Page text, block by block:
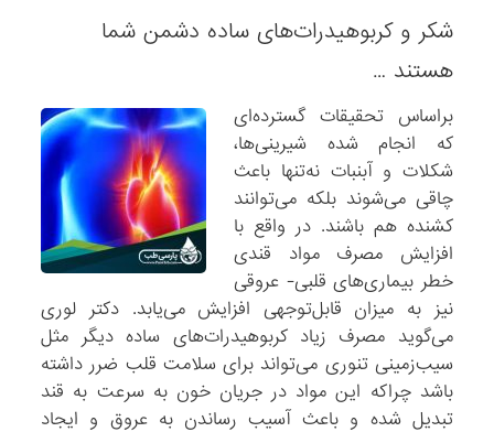
شکر و کربوهیدرات‌های ساده دشمن شما
هستند …
براساس تحقیقات گسترده‌ای
که انجام شده شیرینی‌ها،
شکلات و آبنبات نه‌تنها باعث
چاقی می‌شوند بلکه می‌توانند
کشنده هم باشند. در واقع با
افزایش مصرف مواد قندی
خطر بیماری‌های قلبی- عروقی
نیز به میزان قابل‌توجهی افزایش می‌یابد. دکتر لوری
می‌گوید مصرف زیاد کربوهیدرات‌های ساده دیگر مثل
سیب‌زمینی تنوری می‌تواند برای سلامت قلب ضرر داشته
باشد چراکه این مواد در جریان خون به سرعت به قند
تبدیل شده و باعث آسیب رساندن به عروق و ایجاد